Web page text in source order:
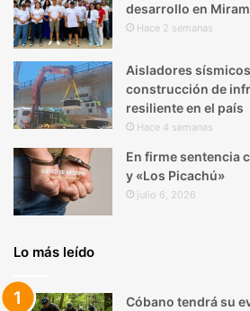
desarrollo en
Hace 2 semanas
Aisladores
construcción de
resiliente en el país
Hace 4 semanas
En firme sentencia
y «Los Picachú»
julio 6, 2026
Lo más leído
Cóbano tendrá su